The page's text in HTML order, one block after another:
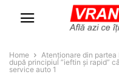
Home
Atenționare din partea
după principiul ”ieftin și rapid”
service auto 1